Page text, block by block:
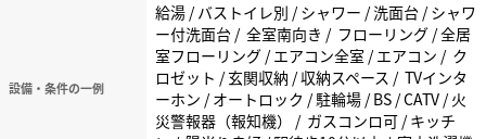
設備・条件の一例
給湯 / バストイレ別 / シャワー / 洗面台 / シャワ
ー付洗面台 / 全室南向き / フローリング / 全居
室フローリング / エアコン全室 / エアコン / ク
ロゼット / 玄関収納 / 収納スペース / TVインタ
ーホン / オートロック / 駐輪場 / BS / CATV / 火
災警報器（報知機） / ガスコンロ可 / キッチ